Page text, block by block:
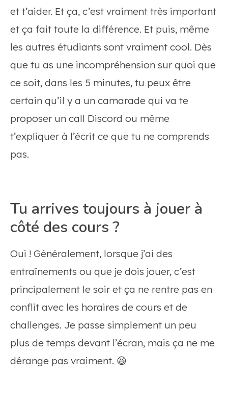
et t’aider. Et ça, c’est vraiment très important
et ça fait toute la différence. Et puis, même
les autres étudiants sont vraiment cool. Dès
que tu as une incompréhension sur quoi que
ce soit, dans les 5 minutes, tu peux être
certain qu’il y a un camarade qui va te
proposer un call Discord ou même
t’expliquer à l’écrit ce que tu ne comprends
pas.
Tu arrives toujours à jouer à
côté des cours ?
Oui ! Généralement, lorsque j’ai des
entraînements ou que je dois jouer, c’est
principalement le soir et ça ne rentre pas en
conflit avec les horaires de cours et de
challenges. Je passe simplement un peu
plus de temps devant l’écran, mais ça ne me
dérange pas vraiment. 😆